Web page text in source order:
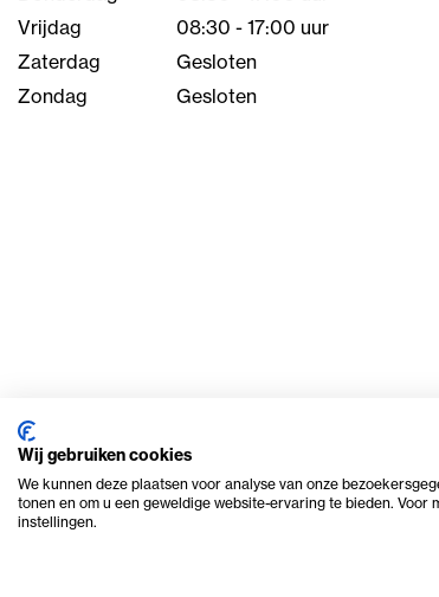
Vrijdag
08:30 - 17:00 uur
Zaterdag
Gesloten
Zondag
Gesloten
Wij gebruiken cookies
We kunnen deze plaatsen voor analyse van onze
tonen en om u een geweldige website-ervaring te bieden.
instellingen.